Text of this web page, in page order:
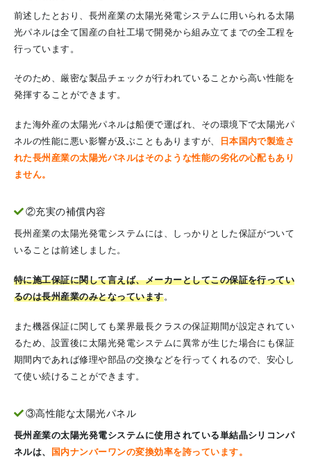
前述したとおり、長州産業の太陽光発電システムに用いられる太陽
光パネルは全て国産の自社工場で開発から組み立てまでの全工程を
行っています。
そのため、厳密な製品チェックが行われていることから高い性能を
発揮することができます。
また海外産の太陽光パネルは船便で運ばれ、その環境下で太陽光パ
ネルの性能に悪い影響が及ぶこともありますが、
日本国内で製造さ
れた長州産業の太陽光パネルはそのような性能の劣化の心配もあり
ません。
②充実の補償内容
長州産業の太陽光発電システムには、しっかりとした保証がついて
いることは前述しました。
特に施工保証に関して言えば、メーカーとしてこの保証を行ってい
るのは長州産業のみとなっています。
また機器保証に関しても業界最長クラスの保証期間が設定されてい
るため、設置後に太陽光発電システムに異常が生じた場合にも保証
期間内であれば修理や部品の交換などを行ってくれるので、安心し
て使い続けることができます。
③高性能な太陽光パネル
長州産業の太陽光発電システムに使用されている単結晶シリコンパ
ネルは、
国内ナンバーワンの変換効率を誇っています。